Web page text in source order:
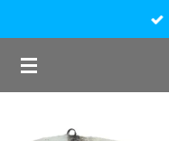
naar
de